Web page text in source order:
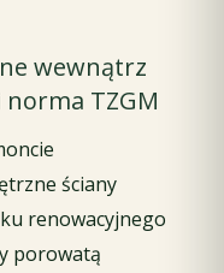
wewnątrz
TZGM
ściany
renowacyjnego
porowatą